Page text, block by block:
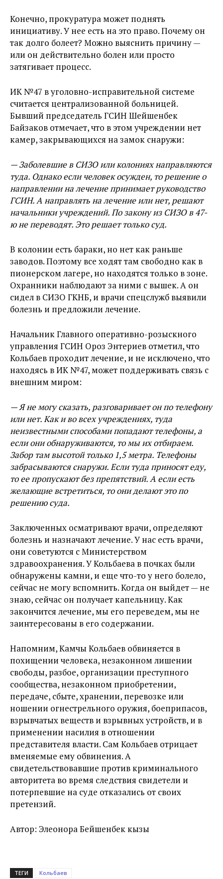
Конечно, прокуратура может поднять
инициативу. У нее есть на это право. Почему он
так долго болеет? Можно выяснить причину —
или он действительно болен или просто
затягивает процесс.
ИК №47 в уголовно-исправительной системе
считается централизованной больницей.
Бывший председатель ГСИН Шейшенбек
Байзаков отмечает, что в этом учреждении нет
камер, закрывающихся на замок снаружи:
— Заболевшие в СИЗО или колониях направляются
туда. Однако если человек осужден, то решение о
направлении на лечение принимает руководство
ГСИН. А направлять на лечение или нет, решают
начальники учреждений. По закону из СИЗО в 47-
ю не переводят. Это решает только суд.
В колонии есть бараки, но нет как раньше
заводов. Поэтому все ходят там свободно как в
пионерском лагере, но находятся только в зоне.
Охранники наблюдают за ними с вышек. А он
сидел в СИЗО ГКНБ, и врачи спецслужб выявили
болезнь и предложили лечение.
Начальник Главного оперативно-розыскного
управления ГСИН Ороз Энтериев отметил, что
Кольбаев проходит лечение, и не исключено, что
находясь в ИК №47, может поддерживать связь с
внешним миром:
— Я не могу сказать, разговаривает он по телефону
или нет. Как и во всех учреждениях, туда
неизвестными способами попадают телефоны, а
если они обнаруживаются, то мы их отбираем.
Забор там высотой только 1,5 метра. Телефоны
забрасываются снаружи. Если туда приносят еду,
то ее пропускают без препятствий. А если есть
желающие встретиться, то они делают это по
решению суда.
Заключенных осматривают врачи, определяют
болезнь и назначают лечение. У нас есть врачи,
они советуются с Министерством
здравоохранения. У Кольбаева в почках были
обнаружены камни, и еще что-то у него болело,
сейчас не могу вспомнить. Когда он выйдет — не
знаю, сейчас он получает капельницу. Как
закончится лечение, мы его переведем, мы не
заинтересованы в его содержании.
Напомним, Камчы Кольбаев обвиняется в
похищении человека, незаконном лишении
свободы, разбое, организации преступного
сообщества, незаконном приобретении,
передаче, сбыте, хранении, перевозке или
ношении огнестрельного оружия, боеприпасов,
взрывчатых веществ и взрывных устройств, и в
применении насилия в отношении
представителя власти. Сам Кольбаев отрицает
вменяемые ему обвинения. А
свидетельствовавшие против криминального
авторитета во время следствия свидетели и
потерпевшие на суде отказались от своих
претензий.
Автор: Элеонора Бейшенбек кызы
ТЕГИ Кольбаев